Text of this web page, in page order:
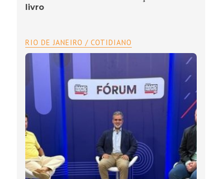
livro
RIO DE JANEIRO / COTIDIANO